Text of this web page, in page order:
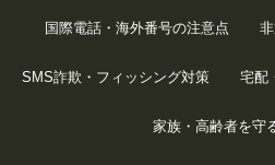
国際電話・海外番号の注意点
SMS詐欺・フィッシング対策 宅配
家族・高齢者を守